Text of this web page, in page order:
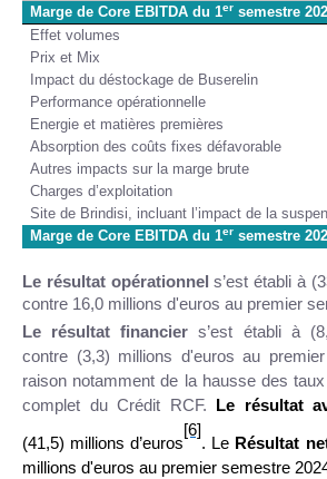
Marge de Core EBITDA du 1er semestre
Effet volumes
Prix et Mix
Impact du déstockage de Buserelin
Performance opérationnelle
Energie et matières premières
Absorption des coûts fixes défavorable
Autres impacts sur la marge brute
Charges d’exploitation
Site de Brindisi, incluant l’impact de la
Marge de Core EBITDA du 1er semestre
Le résultat opérationnels’est établi à
contre 16,0 millions d'euros au premier
Le résultat financiers’est établi à
contre (3,3) millions d'euros au
raison notamment de la hausse des
complet du Crédit RCF.
Le résultat
(41,5) millions d’euros
[6]
. Le Résultat
millions d'euros au premier semestre